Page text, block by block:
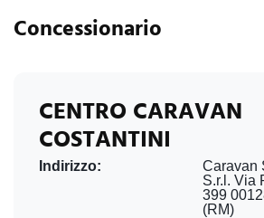
Concessionario
CENTRO CARAVAN
COSTANTINI
Indirizzo:
Caravan
S.r.l. Via
399
(RM)